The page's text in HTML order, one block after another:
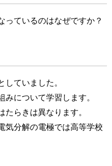
っているのはなぜですか？
ていました。
について学習します。
らきは異なります。
気分解の電極では高等学校